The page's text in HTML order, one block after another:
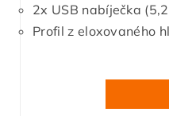
2x USB nabíječka
Profil z eloxovaného